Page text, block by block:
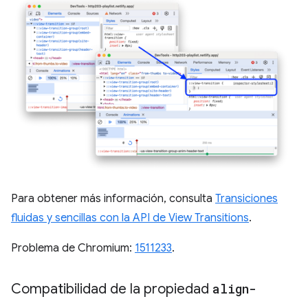
Para obtener más información, consulta Transiciones
fluidas y sencillas con la API de View Transitions.
Problema de Chromium: 1511233.
Compatibilidad de la propiedad align-